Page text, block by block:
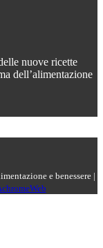
nuove ricette
dell’alimentazione
e benessere |